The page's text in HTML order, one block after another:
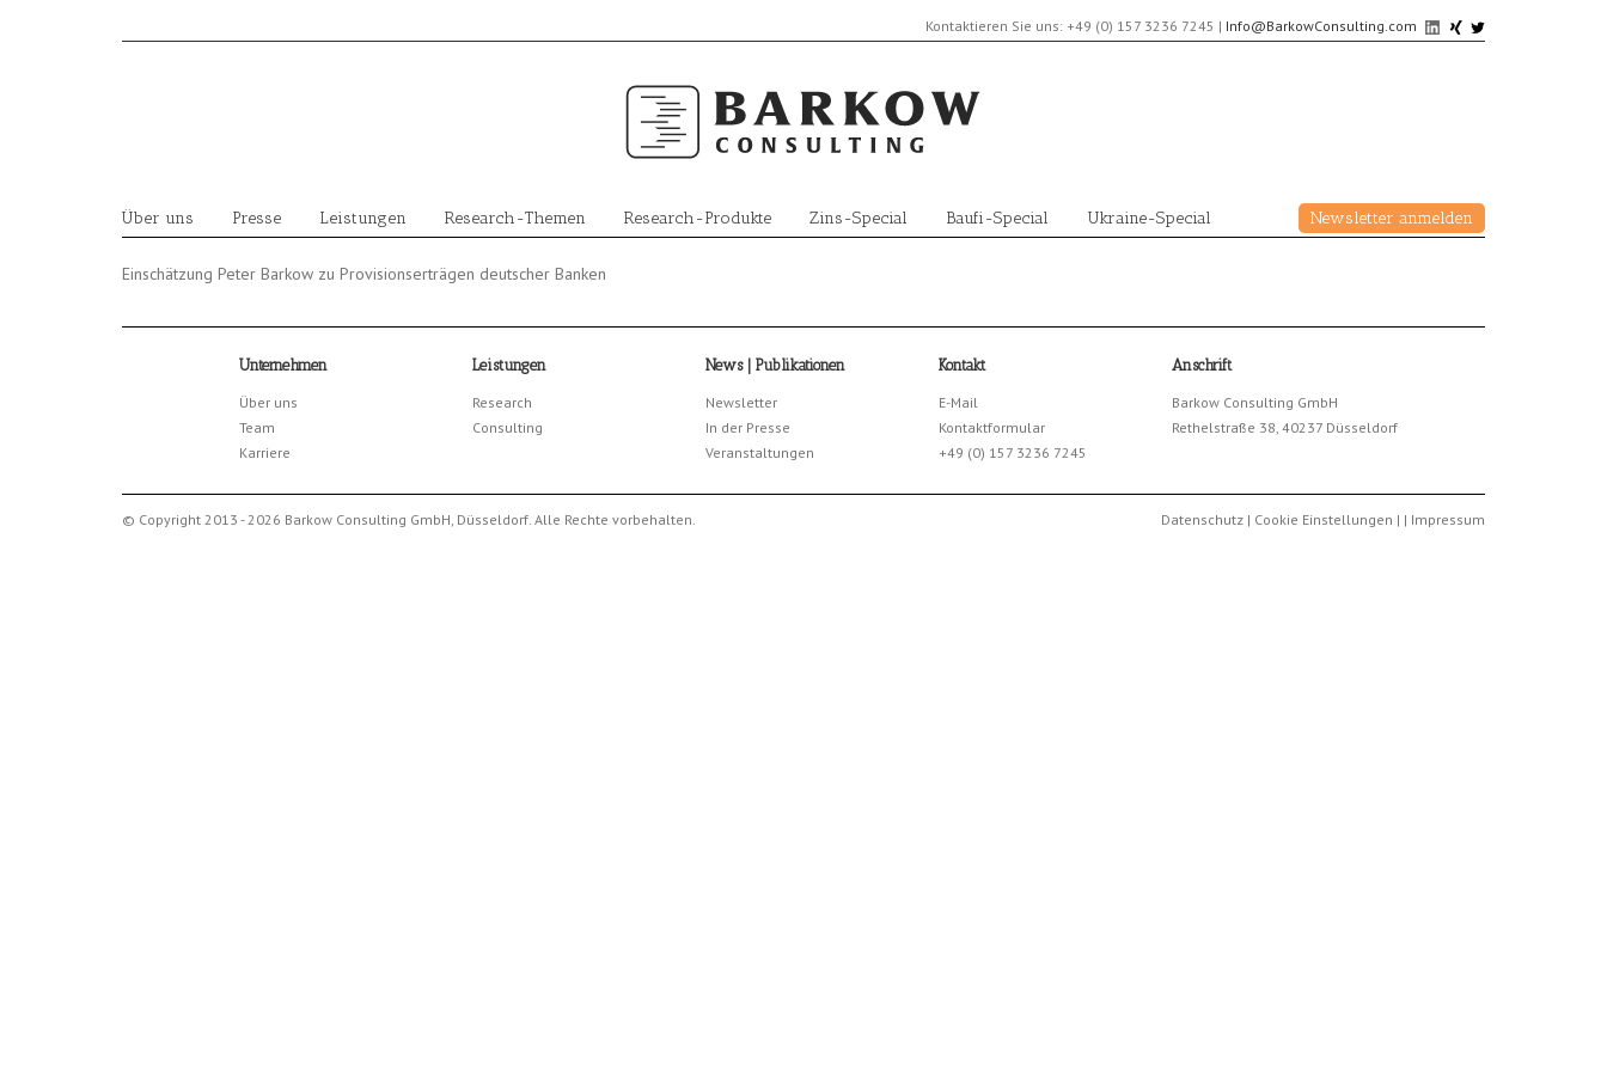
Kontaktieren Sie uns: +49 (0) 157 3236 7245 | Info@BarkowConsulting.com
Über uns Presse Leistungen Research-Themen Research-Produkte Zins-Special Baufi-Special Ukraine-Special Newsletter anmelden
Einschätzung Peter Barkow zu Provisionserträgen deutscher Banken
Unternehmen
Über uns
Team
Karriere
Leistungen
Research
Consulting
News | Publikationen
Newsletter
In der Presse
Veranstaltungen
Kontakt
E-Mail
Kontaktformular
+49 (0) 157 3236 7245
Anschrift
Barkow Consulting GmbH
Rethelstraße 38, 40237 Düsseldorf
© Copyright 2013 - 2026 Barkow Consulting GmbH, Düsseldorf. Alle Rechte vorbehalten. Datenschutz | Cookie Einstellungen | | Impressum